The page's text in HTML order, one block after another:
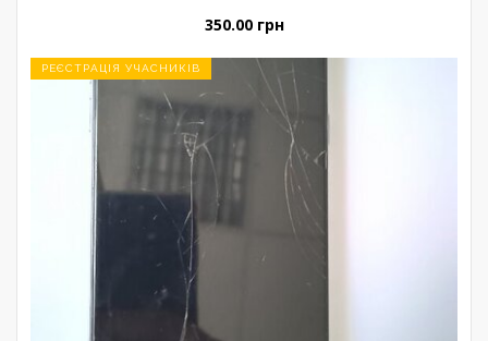
350.00 грн
РЕЄСТРАЦІЯ УЧАСНИКІВ